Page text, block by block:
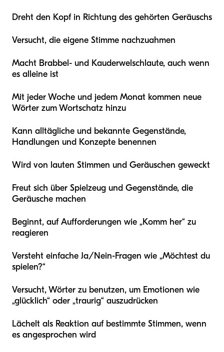
Dreht den Kopf in Richtung des gehörten Geräuschs
Versucht, die eigene Stimme nachzuahmen
Macht Brabbel- und Kauderwelschlaute, auch wenn
es alleine ist
Mit jeder Woche und jedem Monat kommen neue
Wörter zum Wortschatz hinzu
Kann alltägliche und bekannte Gegenstände,
Handlungen und Konzepte benennen
Wird von lauten Stimmen und Geräuschen geweckt
Freut sich über Spielzeug und Gegenstände, die
Geräusche machen
Beginnt, auf Aufforderungen wie „Komm her“ zu
reagieren
Versteht einfache Ja/Nein-Fragen wie „Möchtest du
spielen?“
Versucht, Wörter zu benutzen, um Emotionen wie
„glücklich“ oder „traurig“ auszudrücken
Lächelt als Reaktion auf bestimmte Stimmen, wenn
es angesprochen wird